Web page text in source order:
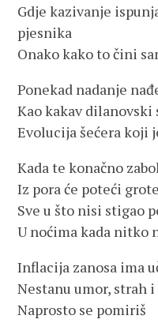
Gdje kazivanje
pjesnika
Onako kako to čini
Ponekad nadanje
Kao kakav
Evolucija šećera koji
Kada te konačno
Iz pora će poteći
Sve u što nisi stigao
U noćima kada nitko
Inflacija zanosa ima
Nestanu umor, strah i
Naprosto se pomiriš